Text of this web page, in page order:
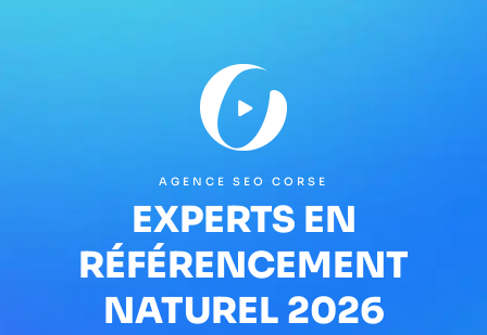
AGENCE SEO CORSE
EXPERTS EN
RÉFÉRENCEMENT
NATUREL 2026